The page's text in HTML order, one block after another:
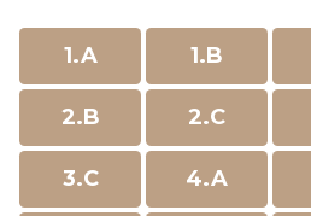
1.A 1.B
2.B 2.C
3.C 4.A